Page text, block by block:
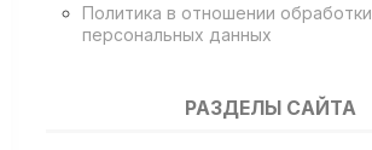
Политика в отношении обработки
персональных данных
РАЗДЕЛЫ САЙТА